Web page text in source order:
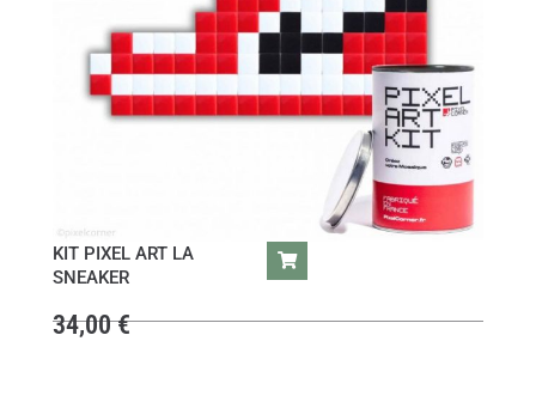
KIT PIXEL ART LA
SNEAKER
34,00€